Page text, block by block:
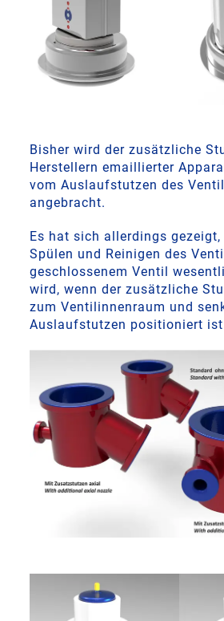
Bisher wird der zusätzliche
Herstellern emaillierter
vom Auslaufstutzen des
angebracht.
Es hat sich allerdings gezeigt,
Spülen und Reinigen des
geschlossenem Ventil
wird, wenn der zusätzliche
zum Ventilinnenraum und
Auslaufstutzen positioniert